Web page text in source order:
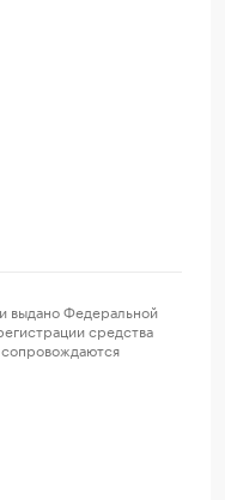
выдано Федеральной
средства